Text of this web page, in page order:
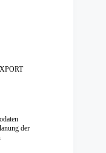
der